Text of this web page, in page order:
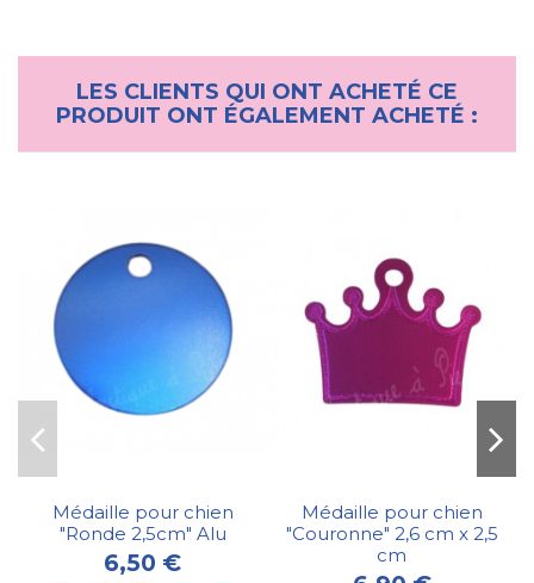
LES CLIENTS QUI ONT ACHETÉ CE
PRODUIT ONT ÉGALEMENT ACHETÉ :
Médaille pour chien
"Ronde 2,5cm" Alu
6,50 €
Médaille pour chien
"Couronne" 2,6 cm x 2,5
cm